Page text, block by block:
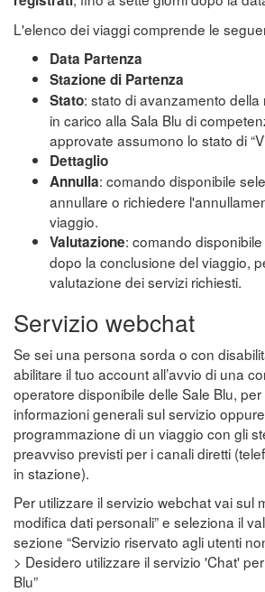
L'elenco dei viaggi comprende le
Data Partenza
Stazione di Partenza
Stato: stato di avanzamento della
in carico alla Sala Blu di
approvate assumono lo stato di
Dettaglio
Annulla: comando disponibile
annullare o richiedere
viaggio.
Valutazione: comando
dopo la conclusione del viaggio,
valutazione dei servizi richiesti.
Servizio webchat
Se sei una persona sorda o con
abilitare il tuo account all’avvio di una
operatore disponibile delle Sale Blu,
informazioni generali sul servizio
programmazione di un viaggio con gli
preavviso previsti per i canali diretti
in stazione).
Per utilizzare il servizio webchat vai sul
modifica dati personali” e seleziona il
sezione “Servizio riservato agli utenti
> Desidero utilizzare il servizio 'Chat'
Blu”